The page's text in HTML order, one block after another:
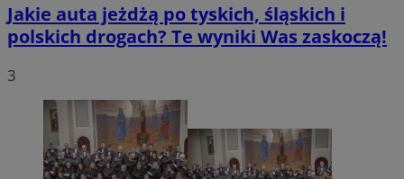
Jakie auta jeżdżą po tyskich, śląskich i
polskich drogach? Te wyniki Was zaskoczą!
3